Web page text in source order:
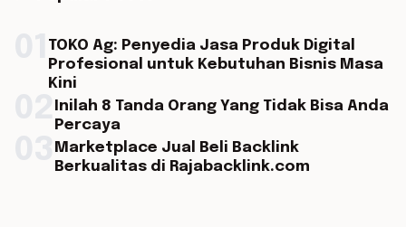
TOKO Ag: Penyedia Jasa Produk Digital
Profesional untuk Kebutuhan Bisnis Masa
Kini
Inilah 8 Tanda Orang Yang Tidak Bisa Anda
Percaya
Marketplace Jual Beli Backlink
Berkualitas di Rajabacklink.com